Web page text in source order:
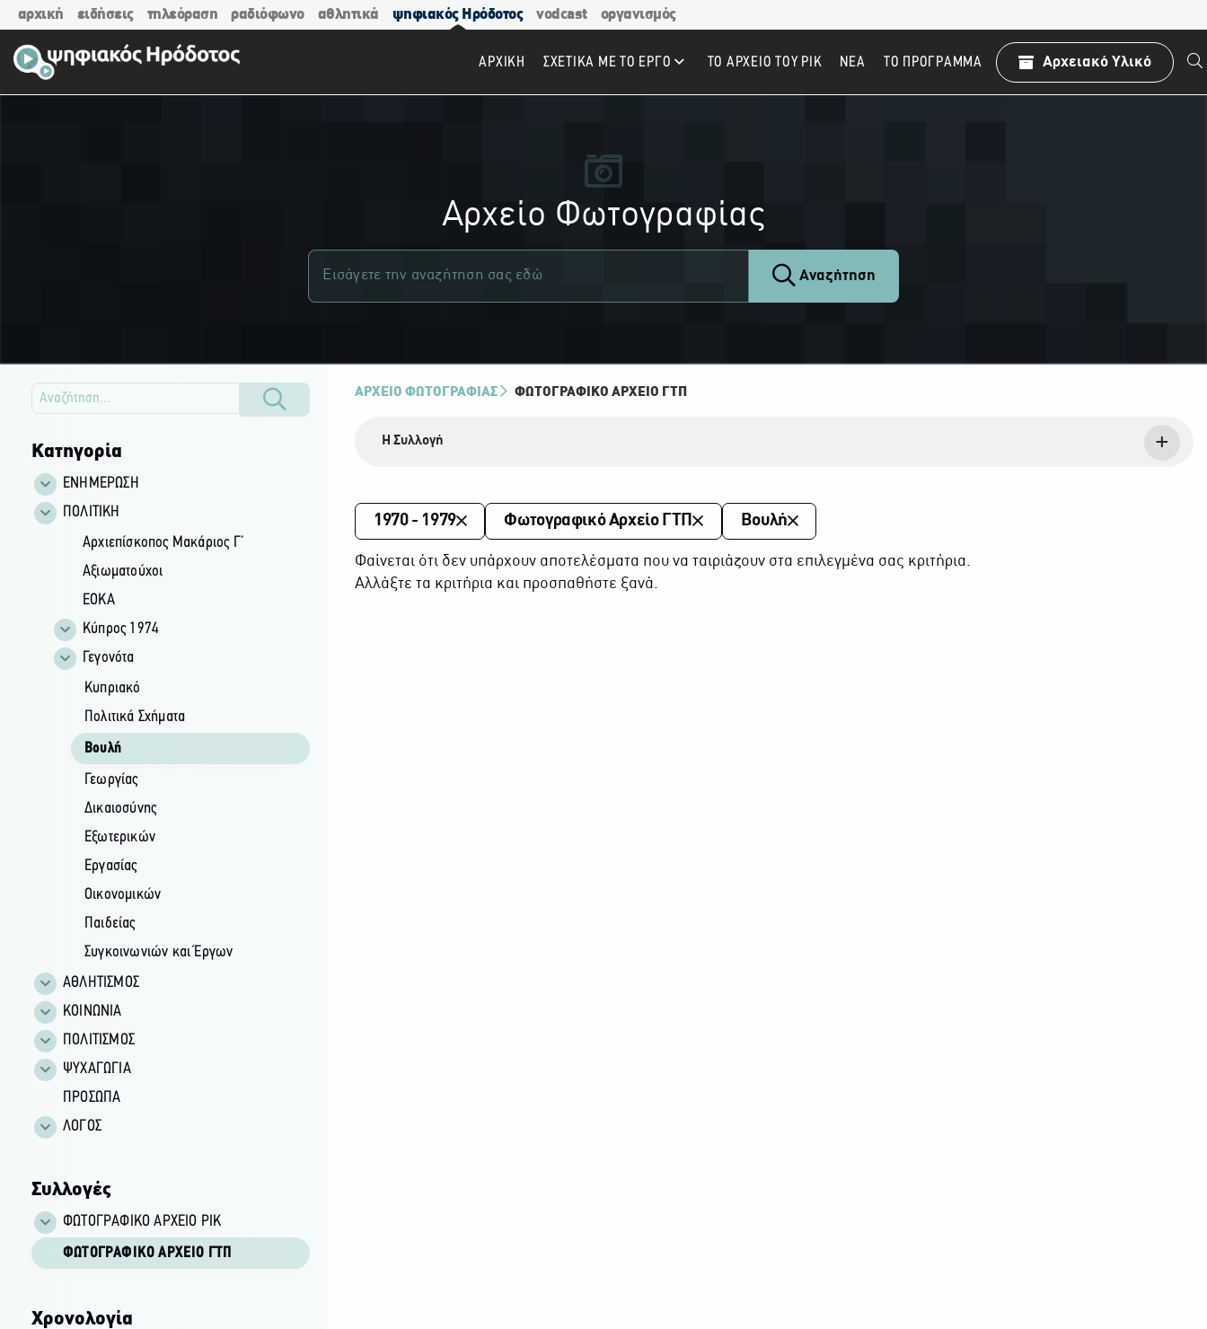
αρχική ειδήσεις τηλεόραση ραδιόφωνο αθλητικά ψηφιακός Ηρόδοτος vodcast οργανισμός
ΑΡΧΙΚΉ ΣΧΕΤΙΚΑ ΜΕ ΤΟ ΕΡΓΟ ΤΟ ΑΡΧΕΙΟ ΤΟΥ ΡΙΚ ΝΕΑ TO ΠΡΌΓΡΑΜΜΑ Αρχειακό Υλικό
Αρχείο Φωτογραφίας
Αναζήτηση
Κατηγορία
ΕΝΗΜΕΡΩΣΗ
ΠΟΛΙΤΙΚΗ
Αρχιεπίσκοπος Μακάριος Γ’
Αξιωματούχοι
ΕΟΚΑ
Κύπρος 1974
Γεγονότα
Κυπριακό
Πολιτικά Σχήματα
Βουλή
Γεωργίας
Δικαιοσύνης
Εξωτερικών
Εργασίας
Οικονομικών
Παιδείας
Συγκοινωνιών και Έργων
ΑΘΛΗΤΙΣΜΟΣ
ΚΟΙΝΩΝΙΑ
ΠΟΛΙΤΙΣΜΟΣ
ΨΥΧΑΓΩΓΙΑ
ΠΡΟΣΩΠΑ
ΛΟΓΟΣ
Συλλογές
ΦΩΤΟΓΡΑΦΙΚΌ ΑΡΧΕΊΟ ΡΙΚ
ΦΩΤΟΓΡΑΦΙΚΌ ΑΡΧΕΊΟ ΓΤΠ
Χρονολογία
ΑΡΧΕΙΟ ΦΩΤΟΓΡΑΦΙΑΣ ΦΩΤΟΓΡΑΦΙΚΌ ΑΡΧΕΊΟ ΓΤΠ
Η Συλλογή
1970 - 1979 Φωτογραφικό Αρχείο ΓΤΠ Βουλή
Φαίνεται ότι δεν υπάρχουν αποτελέσματα που να ταιριάζουν στα επιλεγμένα σας κριτήρια.
Αλλάξτε τα κριτήρια και προσπαθήστε ξανά.